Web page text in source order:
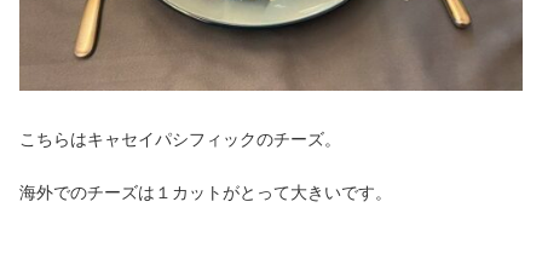
こちらはキャセイパシフィックのチーズ。
海外でのチーズは１カットがとって大きいです。